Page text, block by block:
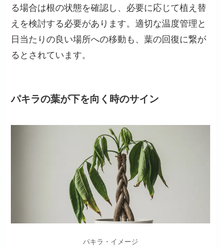
る場合は根の状態を確認し、必要に応じて植え替
えを検討する必要があります。適切な温度管理と
日当たりの良い場所への移動も、葉の回復に繋が
るとされています。
パキラの葉が下を向く時のサイン
パキラ・イメージ